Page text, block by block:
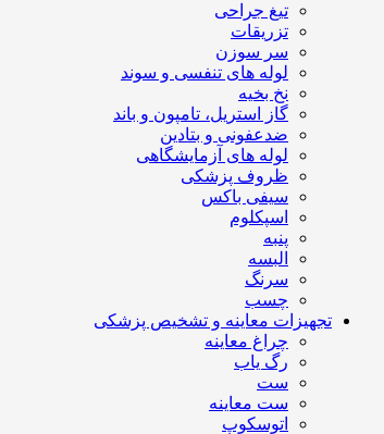
تیغ جراحی
تزریقات
سر سوزن
لوله های تنفسی و سوند
نخ بخیه
گاز استریل، تامپون و باند
ضدعفونی و بتادین
لوله های آزمایشگاهی
ظروف پزشکی
سیفی باکس
اسپکلوم
پنبه
البسه
سرنگ
چسب
تجهیزات معاینه و تشخیص پزشکی
چراغ معاینه
رگ یاب
ست
ست معاینه
اتوسکوپ